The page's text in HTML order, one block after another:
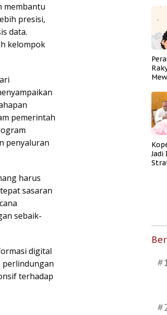
membantu
presisi,
data.
kelompok
pemerintah
penyaluran
harus
sasaran
sebaik-
digital
perlindungan
terhadap